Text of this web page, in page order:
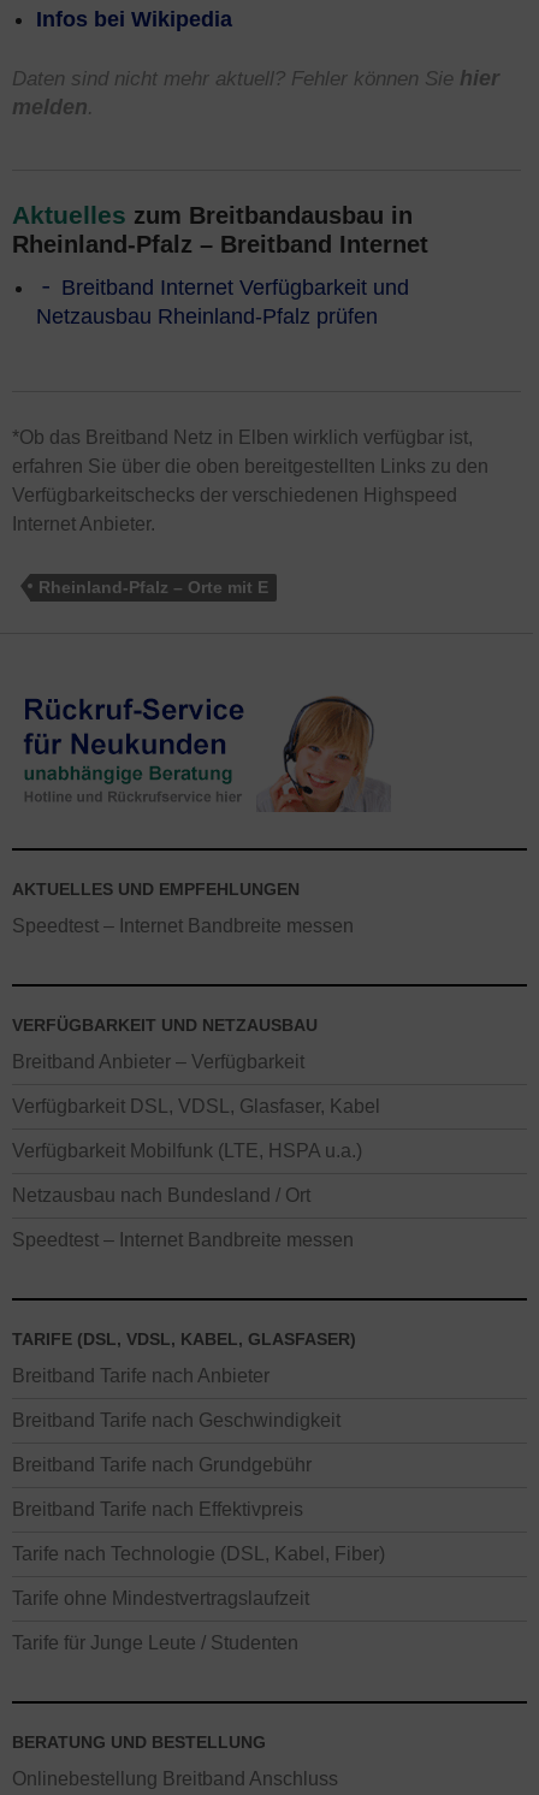
Infos bei Wikipedia
Daten sind nicht mehr aktuell? Fehler können Sie hier
melden.
Aktuelles zum Breitbandausbau in
Rheinland-Pfalz – Breitband Internet
Breitband Internet Verfügbarkeit und
Netzausbau Rheinland-Pfalz prüfen
*Ob das Breitband Netz in Elben wirklich verfügbar ist,
erfahren Sie über die oben bereitgestellten Links zu den
Verfügbarkeitschecks der verschiedenen Highspeed
Internet Anbieter.
Rheinland-Pfalz – Orte mit E
AKTUELLES UND EMPFEHLUNGEN
Speedtest – Internet Bandbreite messen
VERFÜGBARKEIT UND NETZAUSBAU
Breitband Anbieter – Verfügbarkeit
Verfügbarkeit DSL, VDSL, Glasfaser, Kabel
Verfügbarkeit Mobilfunk (LTE, HSPA u.a.)
Netzausbau nach Bundesland / Ort
Speedtest – Internet Bandbreite messen
TARIFE (DSL, VDSL, KABEL, GLASFASER)
Breitband Tarife nach Anbieter
Breitband Tarife nach Geschwindigkeit
Breitband Tarife nach Grundgebühr
Breitband Tarife nach Effektivpreis
Tarife nach Technologie (DSL, Kabel, Fiber)
Tarife ohne Mindestvertragslaufzeit
Tarife für Junge Leute / Studenten
BERATUNG UND BESTELLUNG
Onlinebestellung Breitband Anschluss